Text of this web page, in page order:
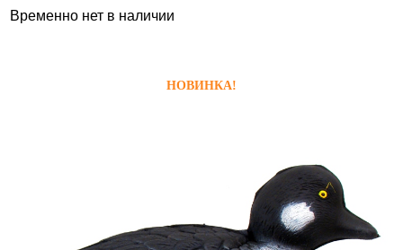
Временно нет в наличии
НОВИНКА!